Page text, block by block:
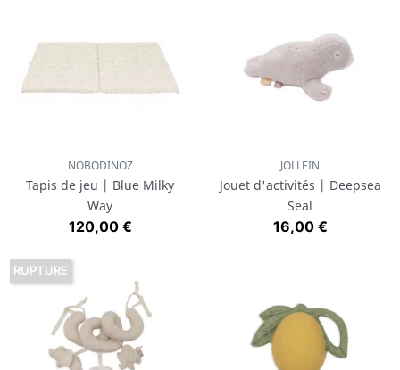
NOBODINOZ
Tapis de jeu | Blue Milky
Way
Prix
120,00 €
JOLLEIN
Jouet d'activités | Deepsea
Seal
Prix
16,00 €
RUPTURE